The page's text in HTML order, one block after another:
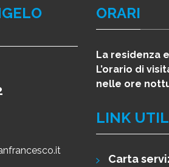
ORARI
La residenza
L’orario di
nelle ore
LINK
Carta